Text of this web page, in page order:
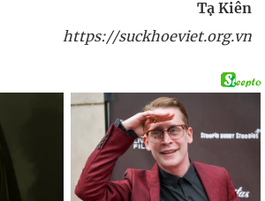
Tạ Kiên
https://suckhoeviet.org.vn